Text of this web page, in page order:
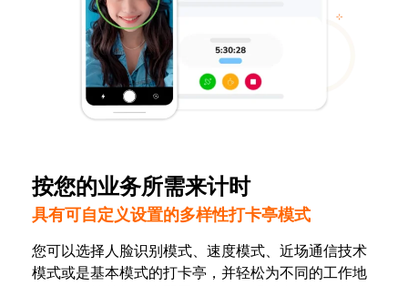
按您的业务所需来计时
具有可自定义设置的多样性打卡亭模式
您可以选择人脸识别模式、速度模式、近场通信技术
模式或是基本模式的打卡亭，并轻松为不同的工作地